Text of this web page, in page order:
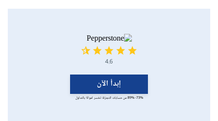
4.6
إبدأ الآن
73%- 89% من حسابات التجزئة تخسر اموالا بالتداول